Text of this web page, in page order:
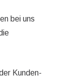
bei uns
Kunden-